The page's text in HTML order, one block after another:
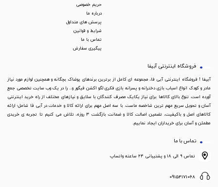
حریم خصوصی
درباره ما
پرسش های متداول
شرایط و قوانین
تماس با ما
پیگیری سفارش
فروشگاه اینترنتی آبیفا
آبیفا ! فروشگاه اینترنتی آبی فا، مجموعه ای کامل از برترین برندهای پوشاک بچگانه و همچنین لوازم مورد نیاز
مادر و کودک انواع اسباب بازی دخترانه و پسرانه بازی فکری لگو اکشن فیگور و... را در یک وب سایت تخصصی جمع
آورده است. تنوع بالای کالاها برای نیاز یکایک مصرف کنندگان با سلایق و نیازهای مختلف از راه خرید اینترنتی
آسان و تحویل سریع مهم ترین شاخصه ماست. با سه اصل مهم برای ارائه کالا و خدمات در آبی فا شامل؛ ارائه
کالاهای اصل و باکیفیت، تضمین اصالت کالا و ضمانت بازگشت 3 روزه، تلاش می کنیم تا تجربه ی خریدی
مطمئن و آسان برای خریداران ایجاد نماییم.
تماس با ما
تماس ۹ الی ۱۸ و پشتیبانی ۲۴ ساعته واتساپ
09154171068